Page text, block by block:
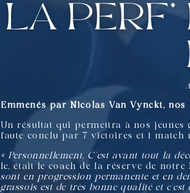
La
Emmenés par Nicolas Van Vynckt, nos
Un résultat qui permettra à nos jeunes
faute conclu par 7 victoires et 1 match
« Personnellement, C’est avant tout la
le, était le coach de la réserve de
sont en progression permanente et en
grassois est de très bonne qualité et